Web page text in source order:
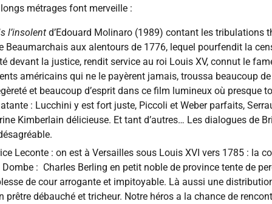
métrages font merveille :
l’insolentd’Edouard Molinaro (1989) contant les tribulations
Beaumarchais aux alentours de 1776, lequel pourfendit la
devant la justice, rendit service au roi Louis XV, connut le
américains qui ne le payèrent jamais, troussa beaucoup
et beaucoup d’esprit dans ce film lumineux où presque
: Lucchini y est fort juste, Piccoli et Weber parfaits,
Kimberlain délicieuse. Et tant d’autres… Les dialogues de
Leconte : on est à Versailles sous Louis XVI vers 1785 : la
: Charles Berling en petit noble de province tente de
de cour arrogante et impitoyable. Là aussi une
prêtre débauché et tricheur. Notre héros a la chance de